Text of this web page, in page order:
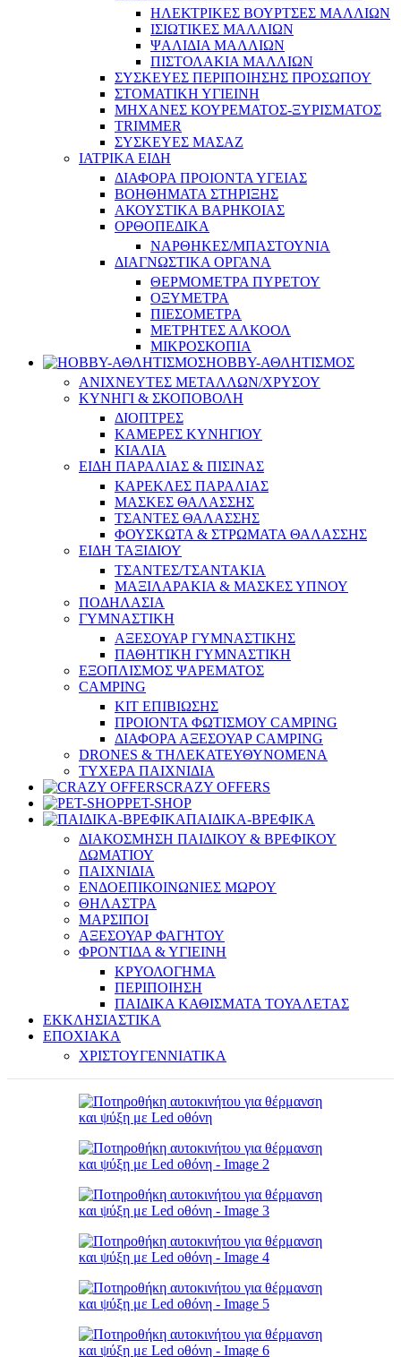
ΗΛΕΚΤΡΙΚΕΣ ΒΟΥΡΤΣΕΣ ΜΑΛΛΙΩΝ
ΙΣΙΩΤΙΚΕΣ ΜΑΛΛΙΩΝ
ΨΑΛΙΔΙΑ ΜΑΛΛΙΩΝ
ΠΙΣΤΟΛΑΚΙΑ ΜΑΛΛΙΩΝ
ΣΥΣΚΕΥΕΣ ΠΕΡΙΠΟΙΗΣΗΣ ΠΡΟΣΩΠΟΥ
ΣΤΟΜΑΤΙΚΗ ΥΓΙΕΙΝΗ
ΜΗΧΑΝΕΣ ΚΟΥΡΕΜΑΤΟΣ-ΞΥΡΙΣΜΑΤΟΣ
TRIMMER
ΣΥΣΚΕΥΕΣ ΜΑΣΑΖ
ΙΑΤΡΙΚΑ ΕΙΔΗ
ΔΙΑΦΟΡΑ ΠΡΟΙΟΝΤΑ ΥΓΕΙΑΣ
ΒΟΗΘΗΜΑΤΑ ΣΤΗΡΙΞΗΣ
ΑΚΟΥΣΤΙΚΑ ΒΑΡΗΚΟΙΑΣ
ΟΡΘΟΠΕΔΙΚΑ
ΝΑΡΘΗΚΕΣ/ΜΠΑΣΤΟΥΝΙΑ
ΔΙΑΓΝΩΣΤΙΚΑ ΟΡΓΑΝΑ
ΘΕΡΜΟΜΕΤΡΑ ΠΥΡΕΤΟΥ
ΟΞΥΜΕΤΡΑ
ΠΙΕΣΟΜΕΤΡΑ
ΜΕΤΡΗΤΕΣ ΑΛΚΟΟΛ
ΜΙΚΡΟΣΚΟΠΙΑ
HOBBY-ΑΘΛΗΤΙΣΜΟΣ
ΑΝΙΧΝΕΥΤΕΣ ΜΕΤΑΛΛΩΝ/ΧΡΥΣΟΥ
ΚΥΝΗΓΙ & ΣΚΟΠΟΒΟΛΗ
ΔΙΟΠΤΡΕΣ
ΚΑΜΕΡΕΣ ΚΥΝΗΓΙΟΥ
ΚΙΑΛΙΑ
ΕΙΔΗ ΠΑΡΑΛΙΑΣ & ΠΙΣΙΝΑΣ
ΚΑΡΕΚΛΕΣ ΠΑΡΑΛΙΑΣ
ΜΑΣΚΕΣ ΘΑΛΑΣΣΗΣ
ΤΣΑΝΤΕΣ ΘΑΛΑΣΣΗΣ
ΦΟΥΣΚΩΤΑ & ΣΤΡΩΜΑΤΑ ΘΑΛΑΣΣΗΣ
ΕΙΔΗ ΤΑΞΙΔΙΟΥ
ΤΣΑΝΤΕΣ/ΤΣΑΝΤΑΚΙΑ
ΜΑΞΙΛΑΡΑΚΙΑ & ΜΑΣΚΕΣ ΥΠΝΟΥ
ΠΟΔΗΛΑΣΙΑ
ΓΥΜΝΑΣΤΙΚΗ
ΑΞΕΣΟΥΑΡ ΓΥΜΝΑΣΤΙΚΗΣ
ΠΑΘΗΤΙΚΗ ΓΥΜΝΑΣΤΙΚΗ
ΕΞΟΠΛΙΣΜΟΣ ΨΑΡΕΜΑΤΟΣ
CAMPING
ΚΙΤ ΕΠΙΒΙΩΣΗΣ
ΠΡΟΙΟΝΤΑ ΦΩΤΙΣΜΟΥ CAMPING
ΔΙΑΦΟΡΑ ΑΞΕΣΟΥΑΡ CAMPING
DRONES & ΤΗΛΕΚΑΤΕΥΘΥΝΟΜΕΝΑ
ΤΥΧΕΡΑ ΠΑΙΧΝΙΔΙΑ
CRAZY OFFERS
PET-SHOP
ΠΑΙΔΙΚΑ-ΒΡΕΦΙΚΑ
ΔΙΑΚΟΣΜΗΣΗ ΠΑΙΔΙΚΟΥ & ΒΡΕΦΙΚΟΥ
ΔΩΜΑΤΙΟΥ
ΠΑΙΧΝΙΔΙΑ
ΕΝΔΟΕΠΙΚΟΙΝΩΝΙΕΣ ΜΩΡΟΥ
ΘΗΛΑΣΤΡΑ
ΜΑΡΣΙΠΟΙ
ΑΞΕΣΟΥΑΡ ΦΑΓΗΤΟΥ
ΦΡΟΝΤΙΔΑ & ΥΓΙΕΙΝΗ
ΚΡΥΟΛΟΓΗΜΑ
ΠΕΡΙΠΟΙΗΣΗ
ΠΑΙΔΙΚΑ ΚΑΘΙΣΜΑΤΑ ΤΟΥΑΛΕΤΑΣ
ΕΚΚΛΗΣΙΑΣΤΙΚΑ
ΕΠΟΧΙΑΚΑ
ΧΡΙΣΤΟΥΓΕΝΝΙΑΤΙΚΑ